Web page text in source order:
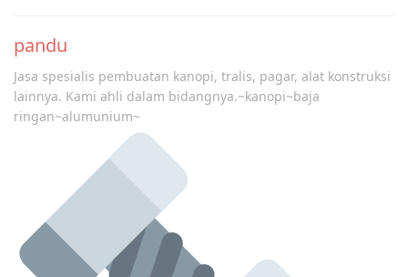
pandu
Jasa spesialis pembuatan kanopi, tralis, pagar, alat konstruksi
lainnya. Kami ahli dalam bidangnya.~kanopi~baja
ringan~alumunium~